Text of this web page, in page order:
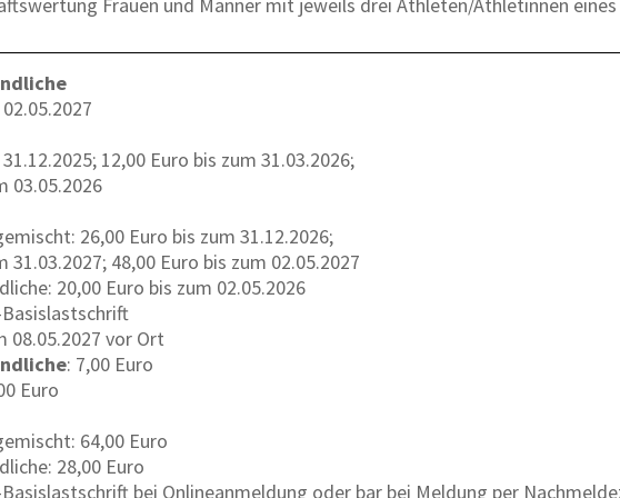
12,00 Euro bis zum 31.03.2026;
03.05.2026
26,00 Euro bis zum 31.12.2026;
31.03.2027; 48,00 Euro bis zum 02.05.2027
20,00 Euro bis zum 02.05.2026
Basislastschrift
08.05.2027 vor Ort
: 7,00 Euro
Euro
64,00 Euro
28,00 Euro
Basislastschrift bei Onlineanmeldung oder bar bei Meldung per